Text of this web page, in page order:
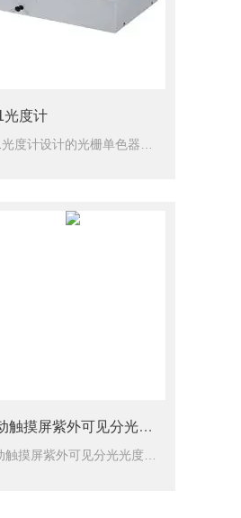
量的数据处理。
光度计
自动触摸屏紫外可见分光光度计实验室分析仪
自动触摸屏紫外可见分光光度计实验室分析仪，搭载高清触摸屏，双光束光学系统，测试精准，功能齐全。支持光谱扫描、浓度测定、时间动力学等多种实验模式，适用于科研院校、工厂质检、环境检测等各类实验室样品分析。...